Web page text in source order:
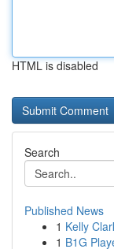
HTML is disabled
Search
Published News
1 Kelly
1 B1G